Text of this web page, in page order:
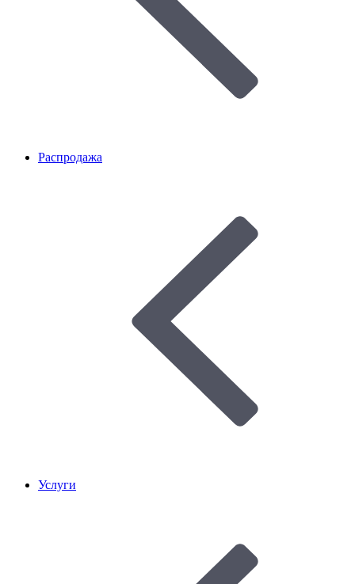
Распродажа
Услуги